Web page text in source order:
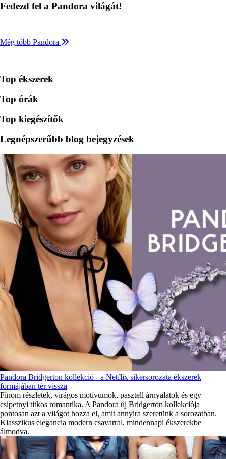
Fedezd fel a Pandora világát!
Még több Pandora
Top ékszerek
Top órák
Top kiegészítők
Legnépszerűbb blog bejegyzések
Pandora Bridgerton kollekció - a Netflix sikersorozata ékszerek
formájában tér vissza
Finom részletek, virágos motívumok, pasztell árnyalatok és egy
csipetnyi titkos romantika. A Pandora új Bridgerton kollekciója
pontosan azt a világot hozza el, amit annyira szeretünk a sorozatban.
Klasszikus elegancia modern csavarral, mindennapi ékszerekbe
álmodva.